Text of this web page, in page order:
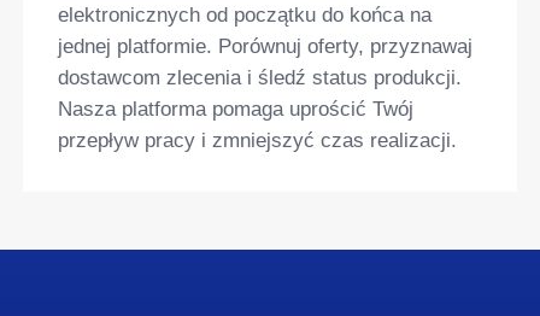
elektronicznych od początku do końca na
jednej platformie. Porównuj oferty, przyznawaj
dostawcom zlecenia i śledź status produkcji.
Nasza platforma pomaga uprościć Twój
przepływ pracy i zmniejszyć czas realizacji.